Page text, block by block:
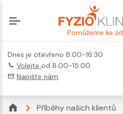
Pomůžeme ke
Dnes je otevřeno 8:00-16:30
Volejte od 8:00-15:00
Napište nám
Příběhy našich klientů